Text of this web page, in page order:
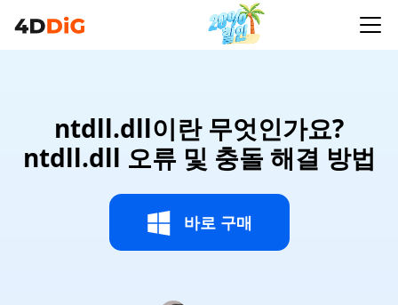
ntdll.dll이란 무엇인가요?
ntdll.dll 오류 및 충돌 해결 방법
바로 구매